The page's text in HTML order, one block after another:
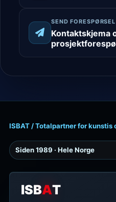
SEND FORESPØRSEL
Kontaktskjema
ISBAT / Totalpartner for kunstis
Siden 1989 · Hele Norge
ISBAT